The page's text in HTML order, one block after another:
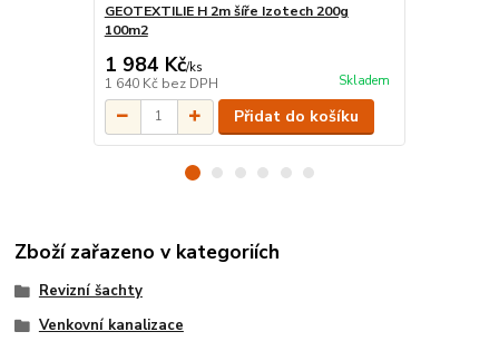
GEOTEXTILIE H 2m šíře Izotech 200g
100m2
1 984 Kč/ks
1 640 Kč bez DPH Skladem
Přidat do košíku
Zboží zařazeno v kategoriích
Revizní šachty
Venkovní kanalizace